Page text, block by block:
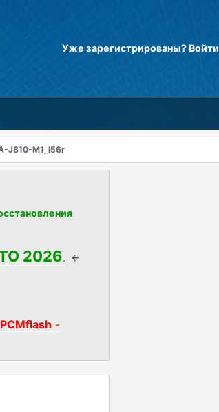
Уже зарегистрированы? Войти
J810-M1_l56r
2026. <-
-